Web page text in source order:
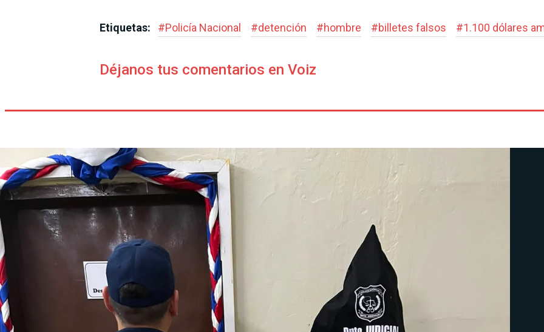
Etiquetas: #Policía Nacional #detención #hombre #billetes falsos #1.100 dólares
Déjanos tus comentarios en Voiz